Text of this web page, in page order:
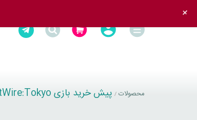
محصولات / پیش خرید بازی GhostWire:Tokyo
+